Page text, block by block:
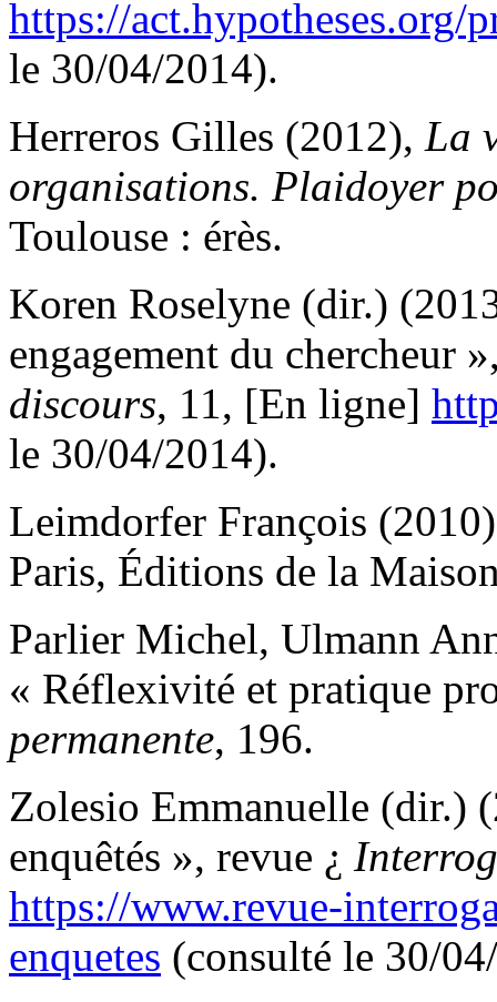
https://act.hypotheses.org/
le 30/04/2014).
Herreros Gilles (2012), La
organisations. Plaidoyer
Toulouse : érès.
Koren Roselyne (dir.)
engagement du chercheur
discours, 11, [En ligne]
le 30/04/2014).
Leimdorfer François
Paris, Éditions de la
Parlier Michel, Ulmann
« Réflexivité et pratique
permanente, 196.
Zolesio Emmanuelle (dir.)
enquêtés », revue ¿
https://www.revue-
enquetes (consulté le 30/